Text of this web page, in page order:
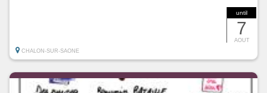
until
7
AOUT
CHALON-SUR-SAONE